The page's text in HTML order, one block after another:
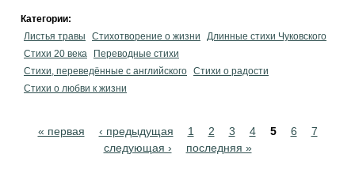
Категории:
Листья травы
Стихотворение о жизни
Длинные стихи Чуковского
Стихи 20 века
Переводные стихи
Стихи, переведённые с английского Стихи о радости
Стихи о любви к жизни
Pages« первая ‹ предыдущая 1 2 3 4 5 6
7
следующая ›
последняя »